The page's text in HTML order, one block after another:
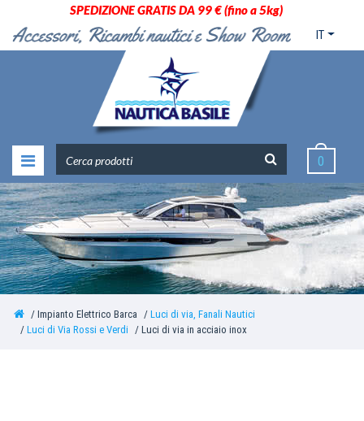
SPEDIZIONE GRATIS DA 99 € (fino a 5kg)
IT
0
Impianto Elettrico Barca
Luci di via, Fanali Nautici
Luci di Via Rossi e Verdi
Luci di via in acciaio inox